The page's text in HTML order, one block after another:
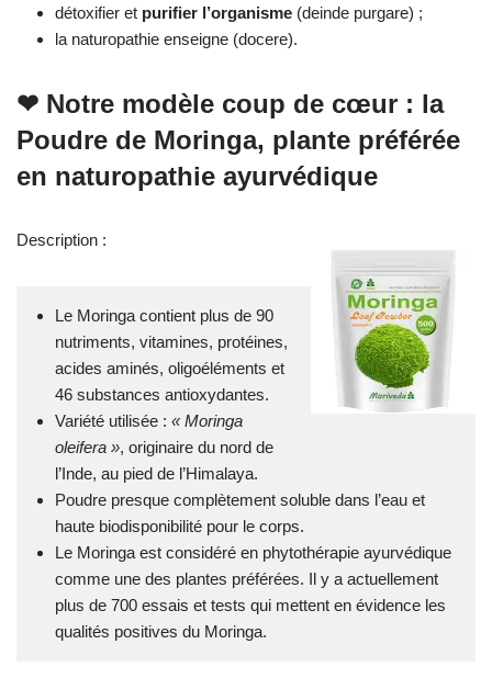
détoxifier et purifier l’organisme (deinde purgare) ;
la naturopathie enseigne (docere).
❤ Notre modèle coup de cœur : la
Poudre de Moringa, plante préférée
en naturopathie ayurvédique
Description :
Le Moringa contient plus de 90
nutriments, vitamines, protéines,
acides aminés, oligoéléments et
46 substances antioxydantes.
Variété utilisée : « Moringa
oleifera », originaire du nord de
l’Inde, au pied de l’Himalaya.
Poudre presque complètement soluble dans l’eau et
haute biodisponibilité pour le corps.
Le Moringa est considéré en phytothérapie ayurvédique
comme une des plantes préférées. Il y a actuellement
plus de 700 essais et tests qui mettent en évidence les
qualités positives du Moringa.